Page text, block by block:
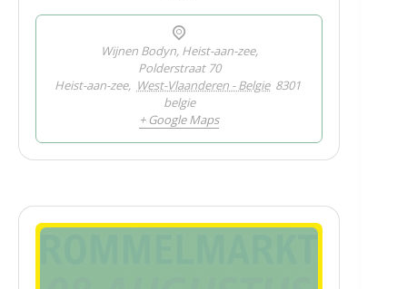
Wijnen Bodyn, Heist-aan-zee,
Polderstraat 70
Heist-aan-zee, West-Vlaanderen - Belgie 8301
belgie
+ Google Maps